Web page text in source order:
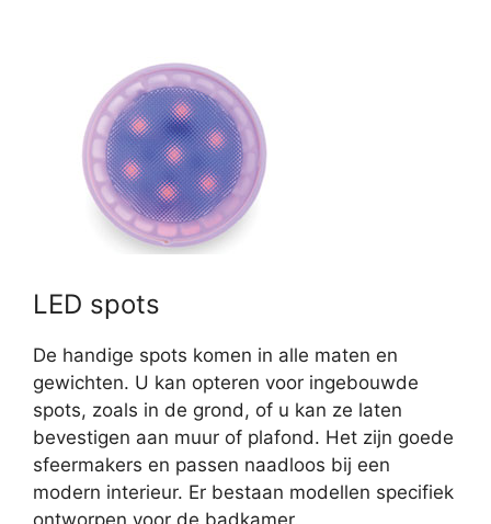
LED spots
De handige spots komen in alle maten en
gewichten. U kan opteren voor ingebouwde
spots, zoals in de grond, of u kan ze laten
bevestigen aan muur of plafond. Het zijn goede
sfeermakers en passen naadloos bij een
modern interieur. Er bestaan modellen specifiek